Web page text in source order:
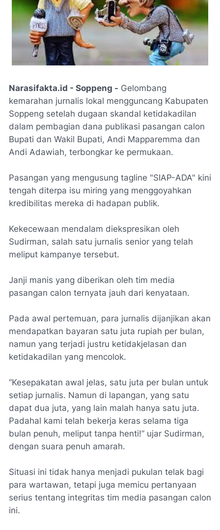
Narasifakta.id - Soppeng - Gelombang
kemarahan jurnalis lokal mengguncang Kabupaten
Soppeng setelah dugaan skandal ketidakadilan
dalam pembagian dana publikasi pasangan calon
Bupati dan Wakil Bupati, Andi Mapparemma dan
Andi Adawiah, terbongkar ke permukaan.
Pasangan yang mengusung tagline "SIAP-ADA" kini
tengah diterpa isu miring yang menggoyahkan
kredibilitas mereka di hadapan publik.
Kekecewaan mendalam diekspresikan oleh
Sudirman, salah satu jurnalis senior yang telah
meliput kampanye tersebut.
Janji manis yang diberikan oleh tim media
pasangan calon ternyata jauh dari kenyataan.
Pada awal pertemuan, para jurnalis dijanjikan akan
mendapatkan bayaran satu juta rupiah per bulan,
namun yang terjadi justru ketidakjelasan dan
ketidakadilan yang mencolok.
“Kesepakatan awal jelas, satu juta per bulan untuk
setiap jurnalis. Namun di lapangan, yang satu
dapat dua juta, yang lain malah hanya satu juta.
Padahal kami telah bekerja keras selama tiga
bulan penuh, meliput tanpa henti!” ujar Sudirman,
dengan suara penuh amarah.
Situasi ini tidak hanya menjadi pukulan telak bagi
para wartawan, tetapi juga memicu pertanyaan
serius tentang integritas tim media pasangan calon
ini.